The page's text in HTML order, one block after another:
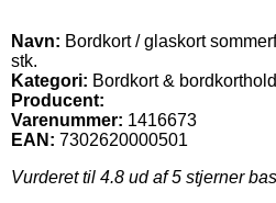
Navn: Bordkort / glaskort
stk.
Kategori: Bordkort &
Producent:
Varenummer: 1416673
EAN: 7302620000501
Vurderet til 4.8 ud af 5 stjerner